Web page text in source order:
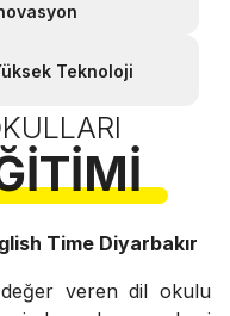
Teknoloji
Time Diyarbakır
veren dil okulu